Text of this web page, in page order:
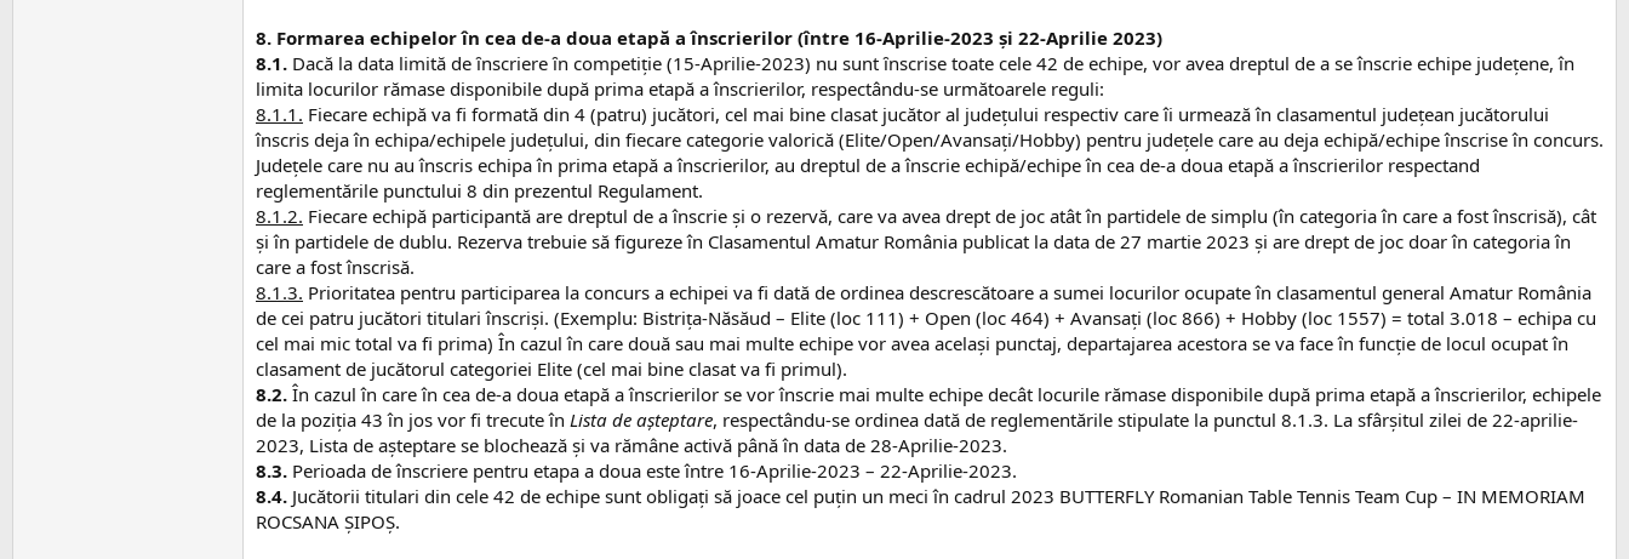
8. Formarea echipelor în cea de-a doua etapă a înscrierilor (între 16-Aprilie-2023 și 22-Aprilie 2023)
8.1. Dacă la data limită de ȋnscriere ȋn competiţie (15-Aprilie-2023) nu sunt ȋnscrise toate cele 42 de echipe, vor avea dreptul de a se înscrie echipe județene, în
limita locurilor rămase disponibile după prima etapă a înscrierilor, respectându-se următoarele reguli:
8.1.1. Fiecare echipă va fi formată din 4 (patru) jucători, cel mai bine clasat jucător al judeţului respectiv care îi urmează în clasamentul județean jucătorului
înscris deja în echipa/echipele județului, din fiecare categorie valorică (Elite/Open/Avansaţi/Hobby) pentru județele care au deja echipă/echipe înscrise în concurs.
Județele care nu au înscris echipa în prima etapă a înscrierilor, au dreptul de a înscrie echipă/echipe în cea de-a doua etapă a înscrierilor respectand
reglementările punctului 8 din prezentul Regulament.
8.1.2. Fiecare echipă participantă are dreptul de a înscrie și o rezervă, care va avea drept de joc atât în partidele de simplu (în categoria în care a fost înscrisă), cât
și în partidele de dublu. Rezerva trebuie să figureze în Clasamentul Amatur România publicat la data de 27 martie 2023 și are drept de joc doar în categoria în
care a fost înscrisă.
8.1.3. Prioritatea pentru participarea la concurs a echipei va fi dată de ordinea descrescătoare a sumei locurilor ocupate în clasamentul general Amatur România
de cei patru jucători titulari înscriși. (Exemplu: Bistrița-Năsăud – Elite (loc 111) + Open (loc 464) + Avansați (loc 866) + Hobby (loc 1557) = total 3.018 – echipa cu
cel mai mic total va fi prima) În cazul în care două sau mai multe echipe vor avea același punctaj, departajarea acestora se va face în funcție de locul ocupat în
clasament de jucătorul categoriei Elite (cel mai bine clasat va fi primul).
8.2. În cazul în care în cea de-a doua etapă a înscrierilor se vor înscrie mai multe echipe decât locurile rămase disponibile după prima etapă a înscrierilor, echipele
de la poziția 43 în jos vor fi trecute în Lista de așteptare, respectându-se ordinea dată de reglementările stipulate la punctul 8.1.3. La sfârșitul zilei de 22-aprilie-
2023, Lista de așteptare se blochează și va rămâne activă până în data de 28-Aprilie-2023.
8.3. Perioada de înscriere pentru etapa a doua este între 16-Aprilie-2023 – 22-Aprilie-2023.
8.4. Jucătorii titulari din cele 42 de echipe sunt obligați să joace cel puțin un meci în cadrul 2023 BUTTERFLY Romanian Table Tennis Team Cup – IN MEMORIAM
ROCSANA ȘIPOȘ.